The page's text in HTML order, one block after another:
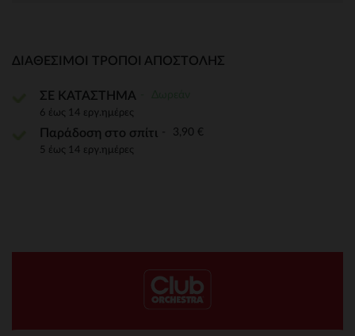
ΔΙΑΘΈΣΙΜΟΙ ΤΡΌΠΟΙ ΑΠΟΣΤΟΛΉΣ
ΣΕ ΚΑΤΑΣΤΗΜΑ
6 έως 14 εργ.ημέρες
Παράδοση στο σπίτι 3,90 €
5 έως 14 εργ.ημέρες